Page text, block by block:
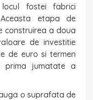
fostei fabrici
etapa de
construirea a doua
de investitie
de euro si termen
prima jumatate a
o suprafata de